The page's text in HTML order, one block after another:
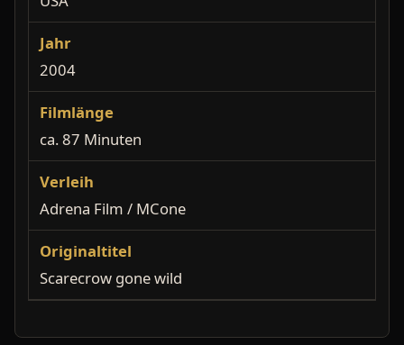
Jahr
2004
Filmlänge
ca. 87 Minuten
Verleih
Adrena Film / MCone
Originaltitel
Scarecrow gone wild